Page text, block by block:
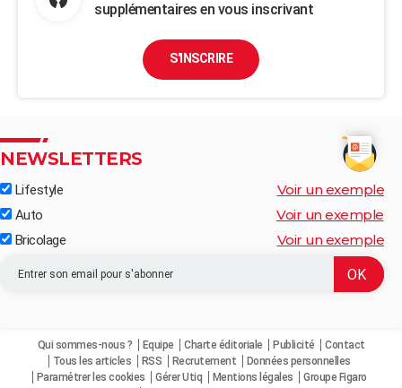
supplémentaires en vous inscrivant
S'INSCRIRE
NEWSLETTERS
Lifestyle Voir un exemple
Auto Voir un exemple
Bricolage Voir un exemple
Qui sommes-nous ? Equipe Charte éditoriale Publicité
Contact
Tous les articles
RSS Recrutement
Données personnelles
Paramétrer les cookies
Gérer Utiq Mentions légales
Groupe Figaro